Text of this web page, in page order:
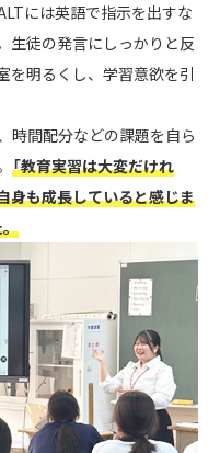
には英語で指示を出すな
生徒の発言にしっかりと反
を明るくし、学習意欲を引
時間配分などの課題を自ら
「教育実習は大変だけれ
身も成長していると感じま
。